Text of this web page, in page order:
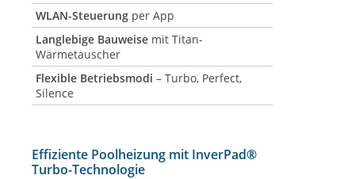
WLAN-Steuerung per App
Langlebige Bauweise mit Titan-
Wärmetauscher
Flexible Betriebsmodi – Turbo, Perfect,
Silence
Effiziente Poolheizung mit InverPad®
Turbo-Technologie